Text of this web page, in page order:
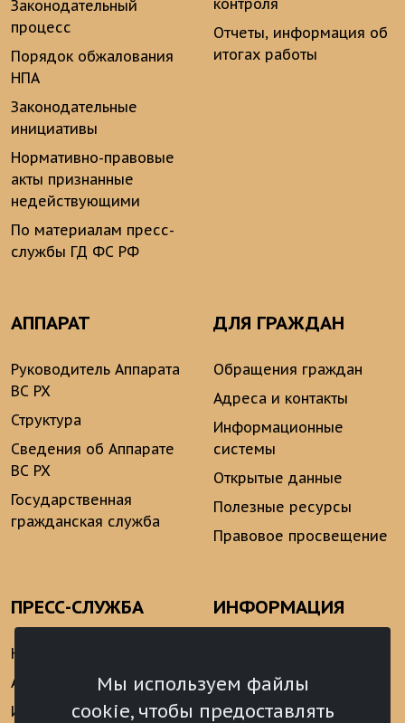
Мы используем файлы
cookie, чтобы предоставлять
Законодательный
процесс
Порядок обжалования
НПА
Законодательные
инициативы
Нормативно-правовые
акты признанные
недействующими
По материалам пресс-
службы ГД ФС РФ
контроля
Отчеты, информация об
итогах работы
АППАРАТ
Руководитель Аппарата
ВС РХ
Структура
Сведения об Аппарате
ВС РХ
Государственная
гражданская служба
ДЛЯ ГРАЖДАН
Обращения граждан
Адреса и контакты
Информационные
системы
Открытые данные
Полезные ресурсы
Правовое просвещение
ПРЕСС-СЛУЖБА
Новости
Анонсы
Интервью
ИНФОРМАЦИЯ
аналитические
материалы